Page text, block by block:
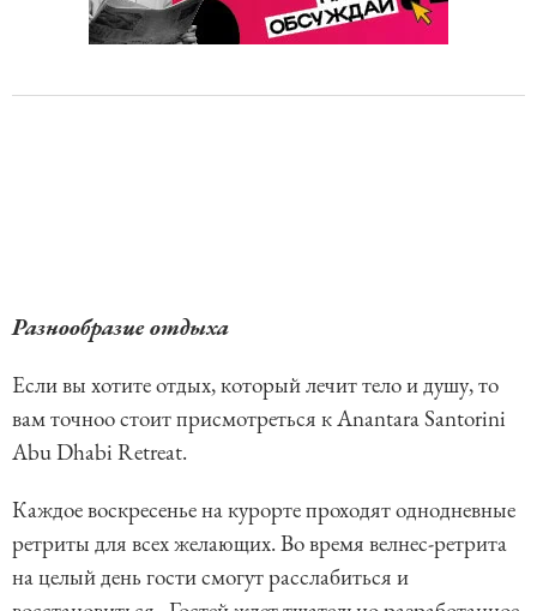
Разнообразие отдыха
Если вы хотите отдых, который лечит тело и душу, то
вам точноо стоит присмотреться к Anantara Santorini
Abu Dhabi Retreat.
Каждое воскресенье на курорте проходят однодневные
ретриты для всех желающих. Во время велнес-ретрита
на целый день гости смогут расслабиться и